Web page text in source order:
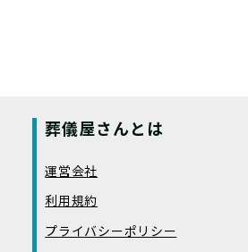
葬儀屋さんとは
運営会社
利用規約
プライバシーポリシー